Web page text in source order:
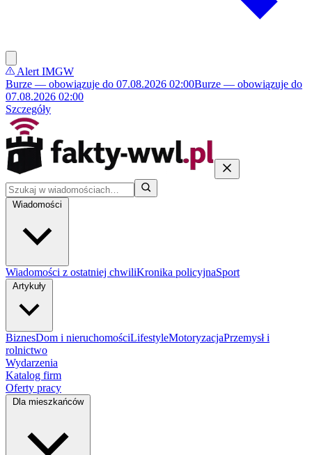
Alert IMGW
Burze — obowiązuje do 07.08.2026 02:00Burze — obowiązuje do
07.08.2026 02:00
Szczegóły
Wiadomości
Wiadomości z ostatniej chwiliKronika policyjnaSport
Artykuły
BiznesDom i nieruchomościLifestyleMotoryzacjaPrzemysł i
rolnictwo
Wydarzenia
Katalog firm
Oferty pracy
Dla mieszkańców